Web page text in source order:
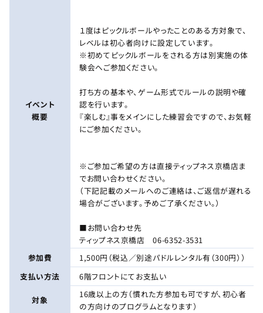
イベント
概要
１度はピックルボールやったことのある方対象で、
レベルは初心者向けに設定しています。
※初めてピックルボールをされる方は別実施の体
験会へご参加ください。
打ち方の基本や、ゲーム形式でルールの説明や確
認を行います。
『楽しむ』事をメインにした練習会ですので、お気軽
にご参加ください。
※ご参加ご希望の方は直接ティップネス京橋店ま
でお問い合わせください。
（下記記載のメールへのご連絡は、ご返信が遅れる
場合がございます。予めご了承ください。）
■お問い合わせ先
ティップネス京橋店 06-6352-3531
参加費
1,500円（税込／別途パドルレンタル有（300円））
支払い方法
6階フロントにてお支払い
対象
16歳以上の方（慣れた方参加も可ですが、初心者
の方向けのプログラムとなります）